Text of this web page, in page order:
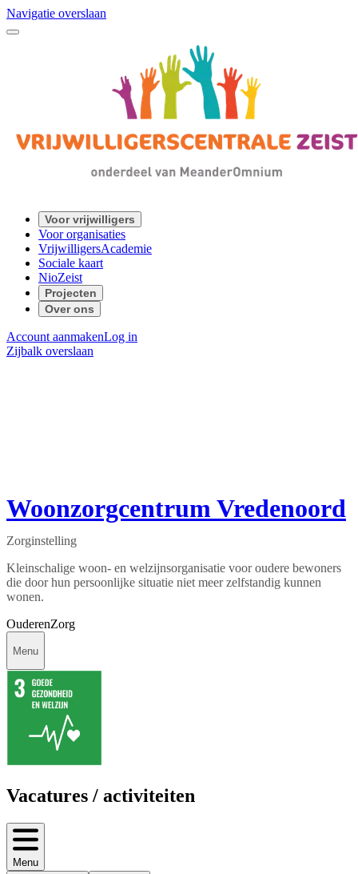
Navigatie overslaan
Voor vrijwilligers
Voor organisaties
VrijwilligersAcademie
Sociale kaart
NioZeist
Projecten
Over ons
Account aanmakenLog in
Zijbalk overslaan
Woonzorgcentrum Vredenoord
Zorginstelling
Kleinschalige woon- en welzijnsorganisatie voor oudere bewoners
die door hun persoonlijke situatie niet meer zelfstandig kunnen
wonen.
OuderenZorg
Menu
Vacatures / activiteiten
Menu